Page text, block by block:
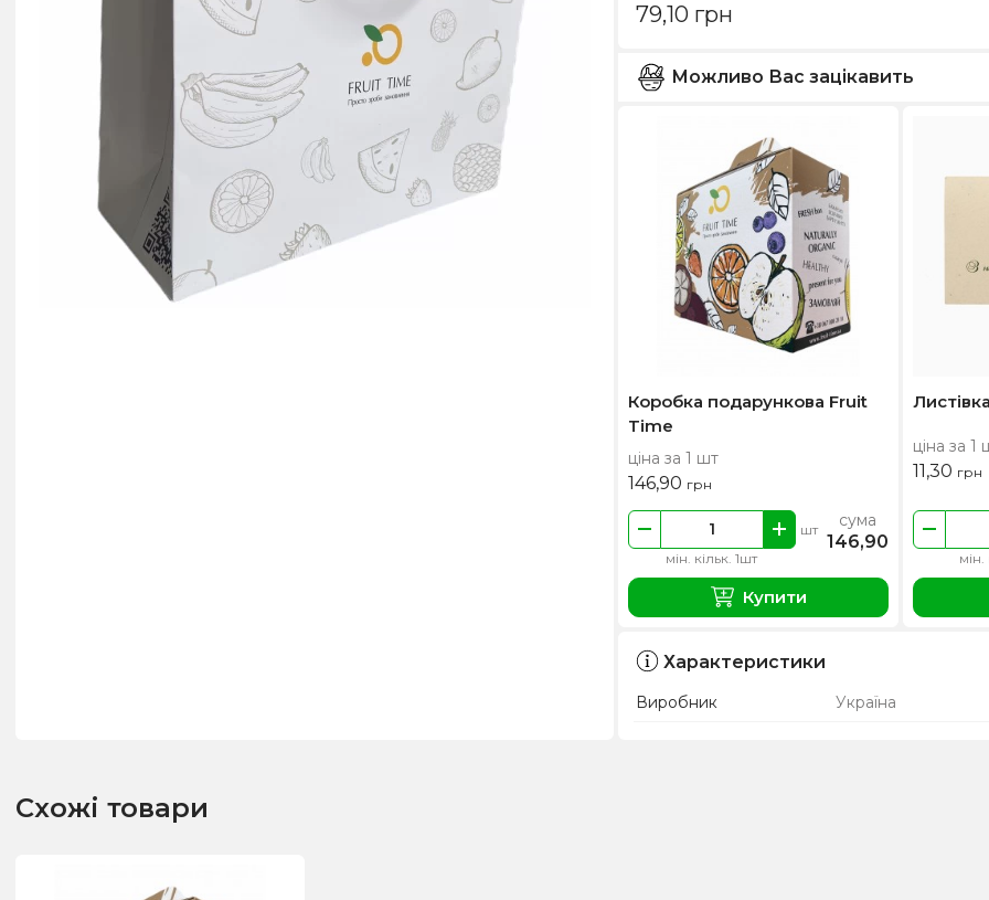
79,10 грн
Можливо Вас зацікавить
Коробка подарункова Fruit
Time
ціна за 1 шт
146,90 грн
мін. кільк. 1шт
шт сума
146,90
Купити
ціна за 1
11,30 грн
мін.
Характеристики
Виробник Україна
Схожі товари